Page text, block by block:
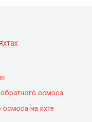
осмоса
на яхте